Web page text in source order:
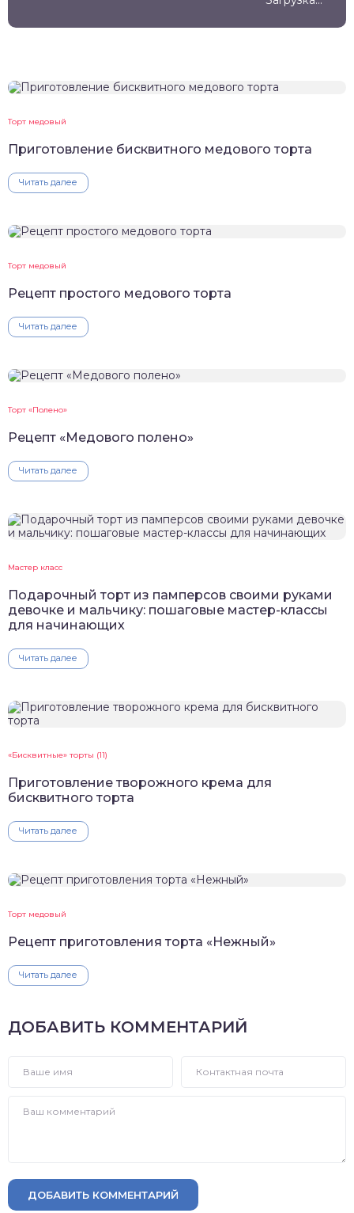
Торт медовый
Приготовление бисквитного медового торта
Читать далее
Торт медовый
Рецепт простого медового торта
Читать далее
Торт «Полено»
Рецепт «Медового полено»
Читать далее
Мастер класс
Подарочный торт из памперсов своими руками
девочке и мальчику: пошаговые мастер-классы
для начинающих
Читать далее
«Бисквитные» торты (11)
Приготовление творожного крема для
бисквитного торта
Читать далее
Торт медовый
Рецепт приготовления торта «Нежный»
Читать далее
ДОБАВИТЬ КОММЕНТАРИЙ
ДОБАВИТЬ КОММЕНТАРИЙ